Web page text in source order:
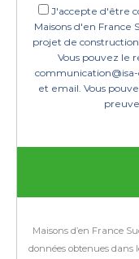
J'accepte d'être
Maisons d'en
projet de
Vous pouvez le
et email. Vous
Maisons d’en France
données obtenues dans